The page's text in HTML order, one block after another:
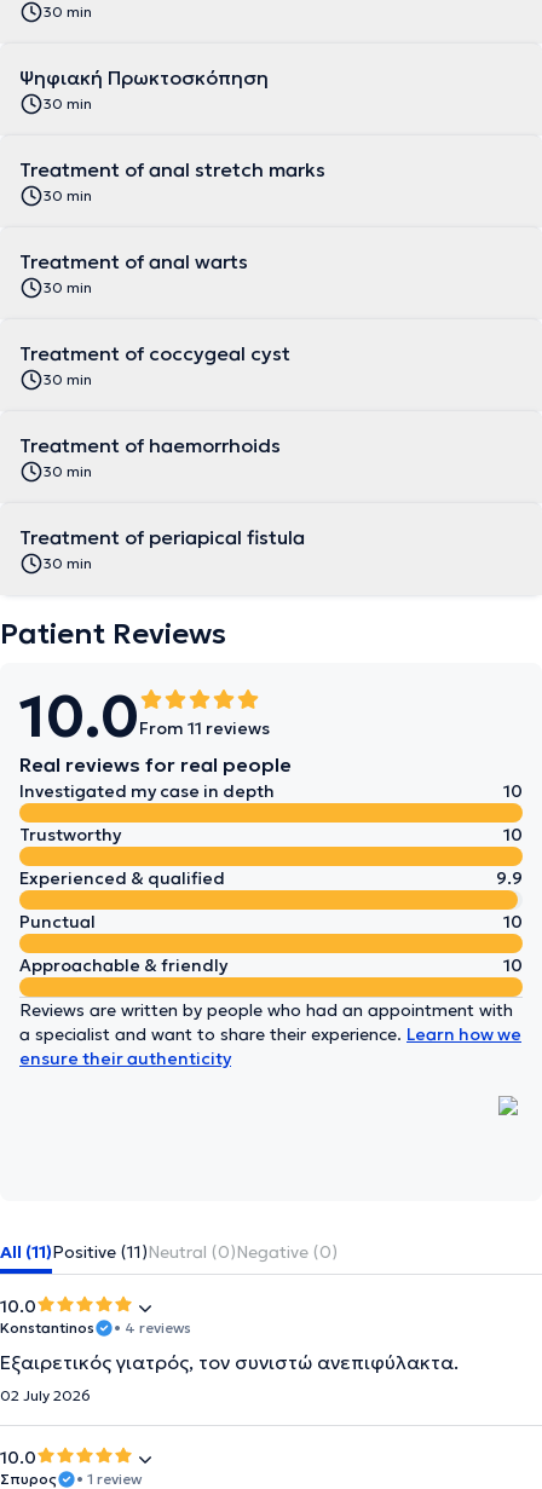
30 min
Ψηφιακή Πρωκτοσκόπηση
30 min
Treatment of anal stretch marks
30 min
Treatment of anal warts
30 min
Treatment of coccygeal cyst
30 min
Treatment of haemorrhoids
30 min
Treatment of periapical fistula
30 min
Patient Reviews
10.0From 11 reviews
Real reviews for real people
Investigated my case in depth
10
Trustworthy
10
Experienced & qualified
9.9
Punctual
10
Approachable & friendly
10
Reviews are written by people who had an appointment with
a specialist and want to share their experience. Learn how we
ensure their authenticity
All (11)Positive (11)Neutral (0)Negative (0)
10.0
Konstantinos • 4 reviews
Εξαιρετικός γιατρός, τον συνιστώ ανεπιφύλακτα.
02 July 2026
10.0
Σπυρος • 1 review